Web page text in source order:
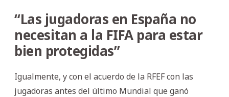
“Las jugadoras en España no
necesitan a la FIFA para estar
bien protegidas”
Igualmente, y con el acuerdo de la RFEF con las
jugadoras antes del último Mundial que ganó